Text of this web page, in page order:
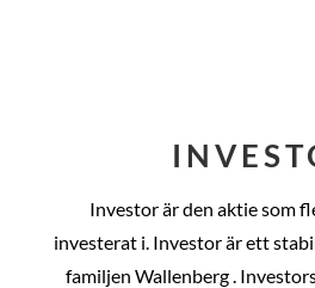
Investor är den aktie som
investerat i. Investor är ett
familjen Wallenberg .